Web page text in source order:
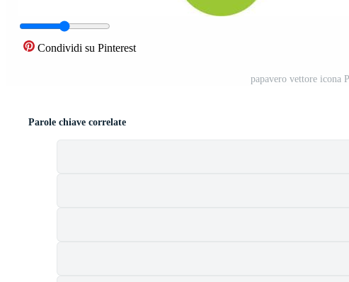
Condividi su Pinterest
papavero vettore icona
Parole chiave correlate